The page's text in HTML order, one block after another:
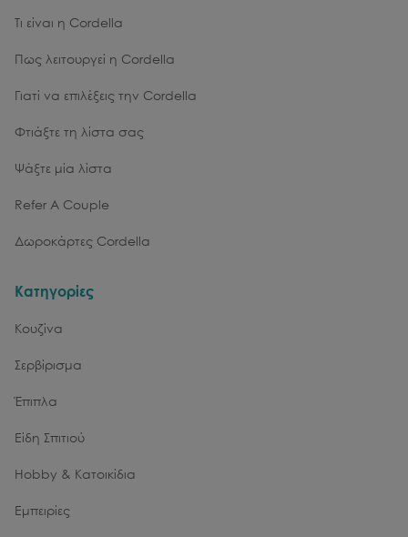
Τι είναι η Cordella
Πως λειτουργεί η Cordella
Γιατί να επιλέξεις την Cordella
Φτιάξτε τη λίστα σας
Ψάξτε μία λίστα
Refer A Couple
Δωροκάρτες Cordella
Κατηγορίες
Κουζίνα
Σερβίρισμα
Έπιπλα
Είδη Σπιτιού
Hobby & Κατοικίδια
Εμπειρίες